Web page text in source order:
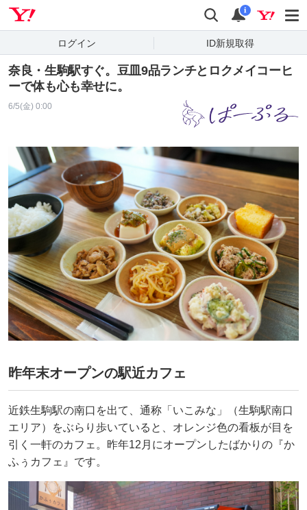
検索 通知
i
ログイン ID新規取得
奈良・生駒駅すぐ。豆皿9品ランチとロクメイコーヒ
ーで体も心も幸せに。
6/5(金) 0:00
昨年末オープンの駅近カフェ
近鉄生駒駅の南口を出て、通称「いこみな」（生駒駅南口
エリア）をぶらり歩いていると、オレンジ色の看板が目を
引く一軒のカフェ。昨年12月にオープンしたばかりの『か
ふぅカフェ』です。